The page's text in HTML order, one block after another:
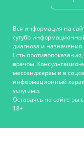
Вся информация на
сугубо
диагноза и назначения
Есть
врачом.
мессенджерам и в
информационный
услугами.
Оставаясь на сайте вы
18+